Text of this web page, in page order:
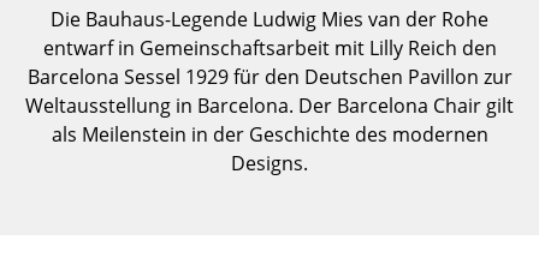
Aufbewahren
Regale & Schränke
Bücherregale
Die Bauhaus-Legende Ludwig Mies van der Rohe
entwarf in Gemeinschaftsarbeit mit Lilly Reich den
Barcelona Sessel 1929 für den Deutschen Pavillon zur
Weltausstellung in Barcelona. Der Barcelona Chair gilt
als Meilenstein in der Geschichte des modernen
Designs.